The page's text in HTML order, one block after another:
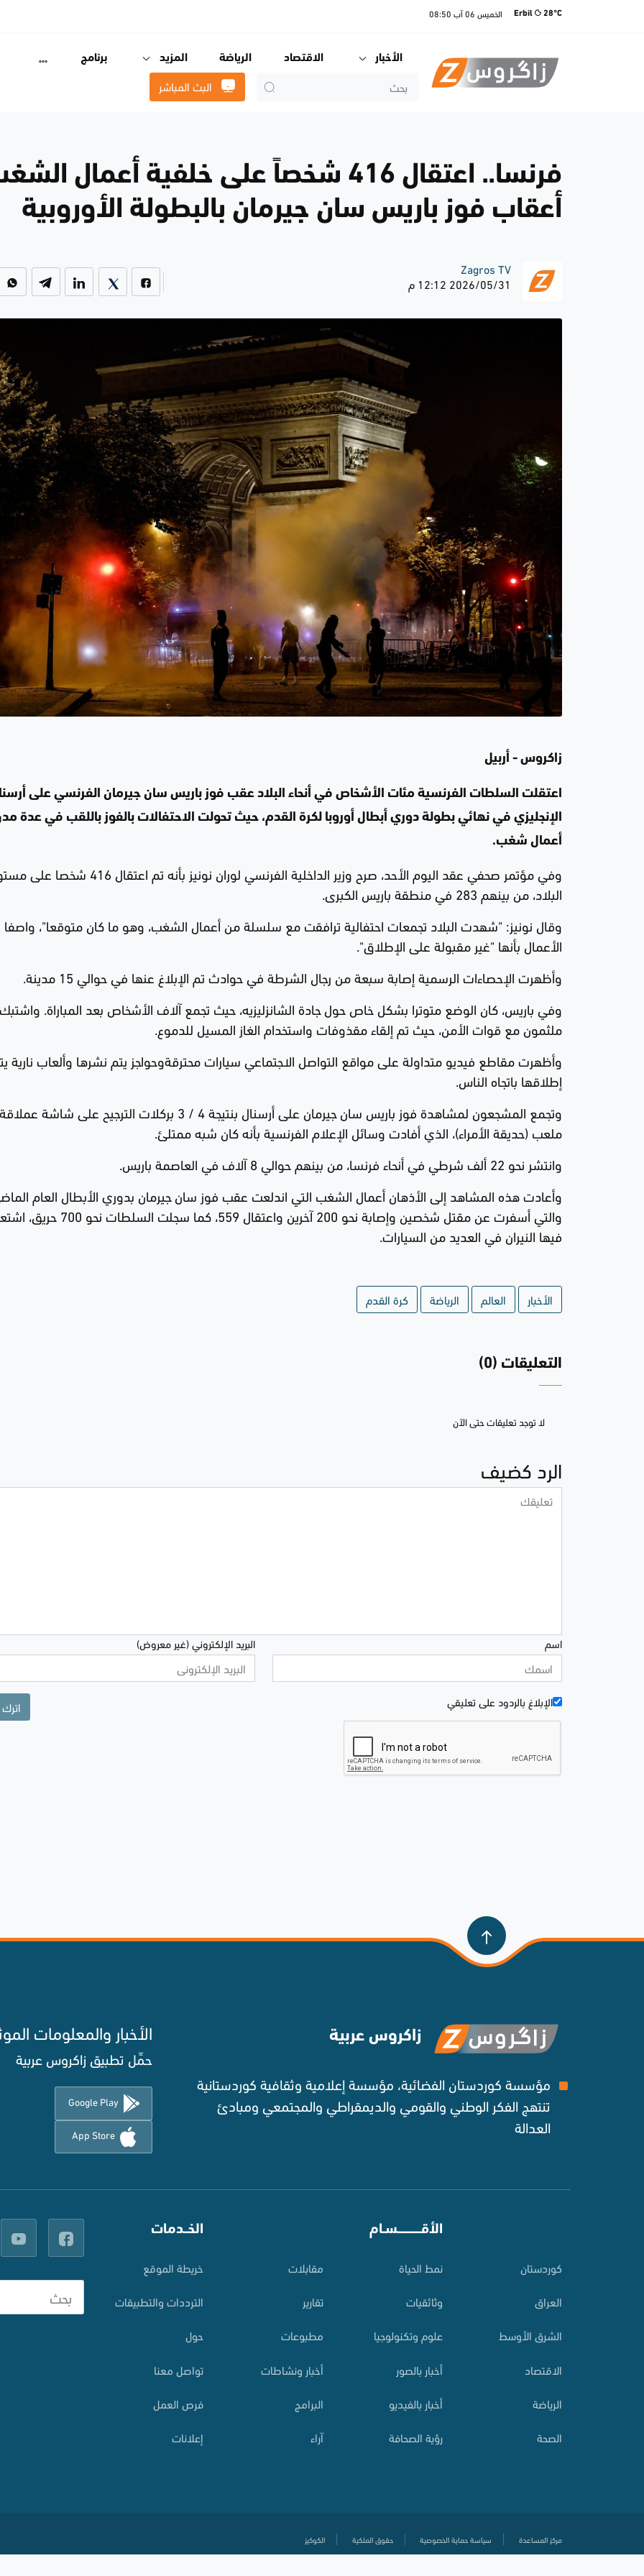
Erbil 28°C الخميس 06 آب 08:50
الأخبار الاقتصاد الرياضة المزيد برنامج
البث المباشر
فرنسا.. اعتقال 416 شخصاً على خلفية أعمال
أعقاب فوز باريس سان جيرمان بالبطولة الأوروبية
Zagros TV
2026/05/31 12:12 م
زاكروس - أربيل
اعتقلت السلطات الفرنسية مئات الأشخاص في أنحاء البلاد عقب فوز باريس سان جيرمان الفرنسي على
الإنجليزي في نهائي بطولة دوري أبطال أوروبا لكرة القدم، حيث تحولت الاحتفالات بالفوز باللقب في عدة
أعمال شغب.
وفي مؤتمر صحفي عقد اليوم الأحد، صرح وزير الداخلية الفرنسي لوران نونيز بأنه تم
البلاد، من بينهم 283 في منطقة باريس الكبرى.
وقال نونيز: "شهدت البلاد تجمعات احتفالية ترافقت مع سلسلة من أعمال الشغب، وهو ما كان متوقعا"،
الأعمال بأنها "غير مقبولة على الإطلاق".
وأظهرت الإحصاءات الرسمية إصابة سبعة من رجال الشرطة في حوادث تم الإبلاغ عنها في حوالي 15 مدينة.
وفي باريس، كان الوضع متوترا بشكل خاص حول جادة الشانزليزيه، حيث تجمع آلاف الأشخاص بعد المباراة. واشتبك
ملثمون مع قوات الأمن، حيث تم إلقاء مقذوفات واستخدام الغاز المسيل للدموع.
وأظهرت مقاطع فيديو متداولة على مواقع التواصل الاجتماعي سيارات محترقةوحواجز يتم نشرها وألعاب نارية
إطلاقها باتجاه الناس.
وتجمع المشجعون لمشاهدة فوز باريس سان جيرمان على أرسنال بنتيجة 4 / 3 بركلات الترجيح على
ملعب (حديقة الأمراء)، الذي أفادت وسائل الإعلام الفرنسية بأنه كان شبه ممتلئ.
وانتشر نحو 22 ألف شرطي في أنحاء فرنسا، من بينهم حوالي 8 آلاف في العاصمة باريس.
وأعادت هذه المشاهد إلى الأذهان أعمال الشغب التي اندلعت عقب فوز سان جيرمان بدوري الأبطال العام
والتي أسفرت عن مقتل شخصين وإصابة نحو 200 آخرين واعتقال 559، كما سجلت
فيها النيران في العديد من السيارات.
الأخبار العالم الرياضة كرة القدم
التعليقات (0)
لا توجد تعليقات حتى الآن
الرد كضيف
اسم البريد الإلكتروني (غير معروض)
الإبلاغ بالردود علی تعليقي
زاكروس عربية
مؤسسة كوردستان الفضائية، مؤسسة إعلامية وثقافية كوردستانية
تنتهج الفكر الوطني والقومي والديمقراطي والمجتمعي ومبادئ
العدالة ‌
الأخبار والمعلومات
حمِّل تطبيق زاكروس عربية
Google Play
App Store
کوردستان
العراق
الشرق الأوسط
الاقتصاد
الرياضة
الصحة
الأقـــــــــــسـام
نمط الحياة
وثائقيات
علوم وتكنولوجيا
أخبار بالصور
أخبار بالفيديو
رؤية الصحافة
مقابلات
تقارير
مطبوعات
أخبار ونشاطات
البرامج
آراء
الخــدمات
خريطة الموقع
الترددات والتطبيقات
حول
تواصل معنا
فرص العمل
إعلانات
مركز المساعدة سياسة حماية الخصوصية حقوق الملكية الكوكيز